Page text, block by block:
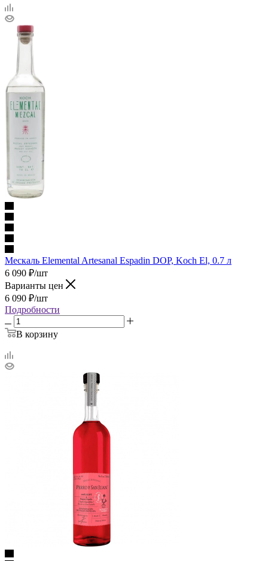
Мескаль Elemental Artesanal Espadin DOP, Koch El, 0.7 л
6 090 ₽/шт
Варианты цен
6 090 ₽/шт
Подробности
В корзину